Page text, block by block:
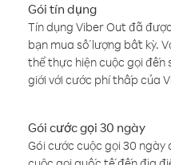
Gói tín dụng
Tín dụng Viber Out đã
bạn mua số lượng bất kỳ.
thể thực hiện cuộc gọi
giới với cước phí thấp của
Gói cước gọi 30 ngày
Gói cước cuộc gọi 30